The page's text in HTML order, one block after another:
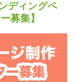
ディングペ
募集】